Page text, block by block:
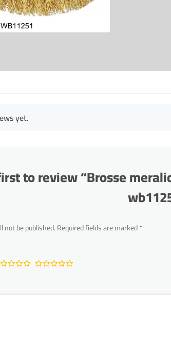
yet.
to review “Brosse
not be published.Required fields are marked*